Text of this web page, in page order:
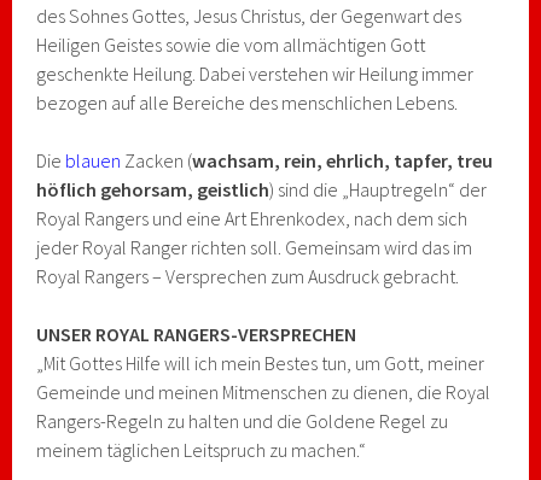
des Sohnes Gottes, Jesus Christus, der Gegenwart des
Heiligen Geistes sowie die vom allmächtigen Gott
geschenkte Heilung. Dabei verstehen wir Heilung immer
bezogen auf alle Bereiche des menschlichen Lebens.
Die blauen Zacken (wachsam, rein, ehrlich, tapfer, treu
höflich gehorsam, geistlich) sind die „Hauptregeln“ der
Royal Rangers und eine Art Ehrenkodex, nach dem sich
jeder Royal Ranger richten soll. Gemeinsam wird das im
Royal Rangers – Versprechen zum Ausdruck gebracht.
UNSER ROYAL RANGERS-VERSPRECHEN
„Mit Gottes Hilfe will ich mein Bestes tun, um Gott, meiner
Gemeinde und meinen Mitmenschen zu dienen, die Royal
Rangers-Regeln zu halten und die Goldene Regel zu
meinem täglichen Leitspruch zu machen.“